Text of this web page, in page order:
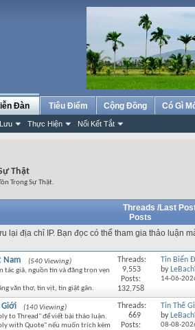
Đàn
Thực Hiện Nối Kết Tắt
Tiêu Điểm Cộng Đồng Có Gì
Thật
Trọng Sự Thật.
Threads /
Posts
Last
lại địa chỉ IP. Bạn đọc có thể tham gia thảo luận
Nam
(540 Viewing)
tác giả, nguồn tin và đăng trọn vẹn
văn thơ, tin vịt, tin giật gân.
Threads:
9,553
Posts:
132,758
Tin Biển
by
14-06-
Giới
(140 Viewing)
to Thread" để viết bài thảo luận.
with Quote" nếu muốn trích kèm
Threads:
669
Posts:
Tin Thế
by
08-08-